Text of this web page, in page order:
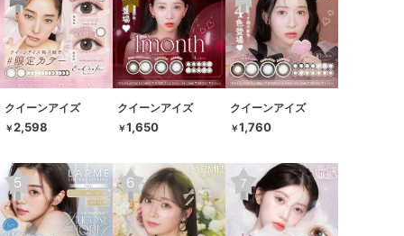
クイーンアイズ
￥2,598
クイーンアイズ
￥1,650
クイーンアイズ
￥1,760